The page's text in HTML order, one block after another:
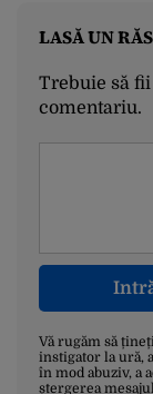
LASĂ UN
Trebuie să fii
comentariu.
Vă rugăm să
instigator la ură,
în mod abuziv, a
ștergerea